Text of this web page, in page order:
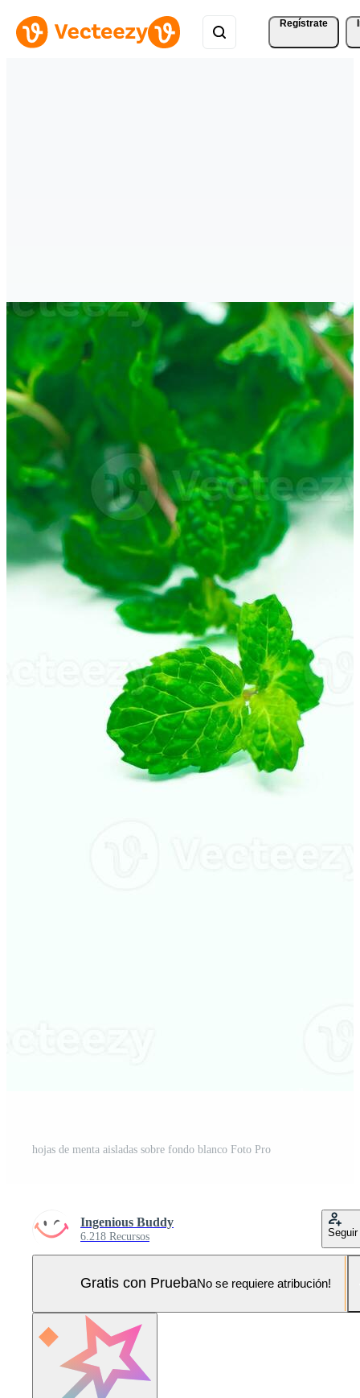
Regístrate
hojas de menta aisladas sobre fondo blanco Foto Pro
Ingenious Buddy
6.218 Recursos Seguir
Gratis con PruebaNo se requiere atribución!